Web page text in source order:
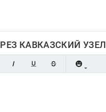
КАВКАЗСКИЙ УЗЕЛ